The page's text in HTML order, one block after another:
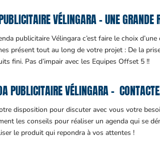
VÉLINGARA – UNE GRANDE
publicitaire Vélingara c’est faire le choix
présent tout au long de votre projet : De la
fini. Pas d’impair avec les Equipes Offset 5 !!
PUBLICITAIRE VÉLINGARA –
disposition pour discuter avec vous votre
les conseils pour réaliser un agenda qui se
le produit qui repondra à vos attentes !